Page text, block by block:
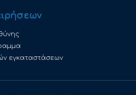
εγκαταστάσεων